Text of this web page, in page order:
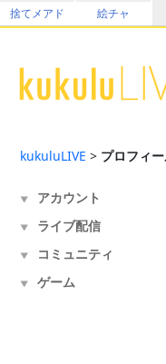
捨てメアド 絵チャ
kukuluLIVE > プロフィ
▼ アカウント
▼ ライブ配信
▼ コミュニティ
▼ ゲーム